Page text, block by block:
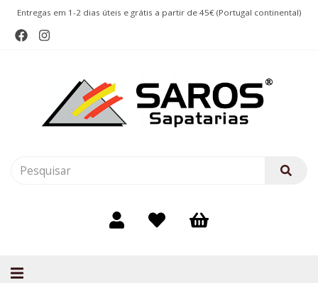
Entregas em 1-2 dias úteis e grátis a partir de 45€ (Portugal continental)
Alternar